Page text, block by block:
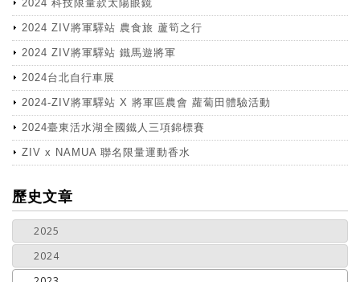
2024 科技限量款太陽眼鏡
2024 ZIV將軍驛站 農食旅 蘆筍之行
2024 ZIV將軍驛站 鐵馬遊將軍
2024台北自行車展
2024-ZIV將軍驛站 X 將軍區農會 蘿蔔田體驗活動
2024臺東活水湖全國鐵人三項錦標賽
ZIV x NAMUA 聯名限量運動香水
more
歷史文章
2025
2024